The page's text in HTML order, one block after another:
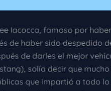
Iacocca, famoso por
de haber sido despedido
de darles el mejor
solía decir que
que impartió a todo